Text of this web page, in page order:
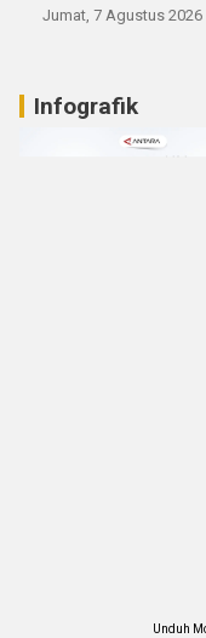
Jumat, 7 Agustus 2026
Infografik
Unduh